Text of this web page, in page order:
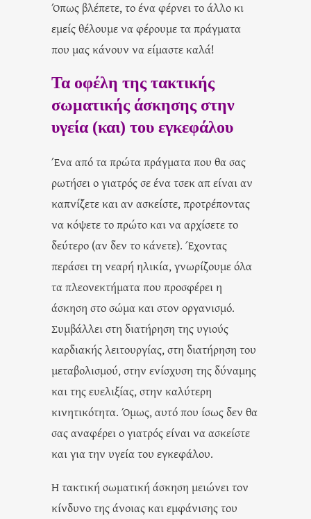
Όπως βλέπετε, το ένα φέρνει το άλλο κι
εμείς θέλουμε να φέρουμε τα πράγματα
που μας κάνουν να είμαστε καλά!
Τα οφέλη της τακτικής
σωματικής άσκησης στην
υγεία (και) του εγκεφάλου
Ένα από τα πρώτα πράγματα που θα σας
ρωτήσει ο γιατρός σε ένα τσεκ απ είναι αν
καπνίζετε και αν ασκείστε, προτρέποντας
να κόψετε το πρώτο και να αρχίσετε το
δεύτερο (αν δεν το κάνετε). Έχοντας
περάσει τη νεαρή ηλικία, γνωρίζουμε όλα
τα πλεονεκτήματα που προσφέρει η
άσκηση στο σώμα και στον οργανισμό.
Συμβάλλει στη διατήρηση της υγιούς
καρδιακής λειτουργίας, στη διατήρηση του
μεταβολισμού, στην ενίσχυση της δύναμης
και της ευελιξίας, στην καλύτερη
κινητικότητα. Όμως, αυτό που ίσως δεν θα
σας αναφέρει ο γιατρός είναι να ασκείστε
και για την υγεία του εγκεφάλου.
Η τακτική σωματική άσκηση μειώνει τον
κίνδυνο της άνοιας και εμφάνισης του